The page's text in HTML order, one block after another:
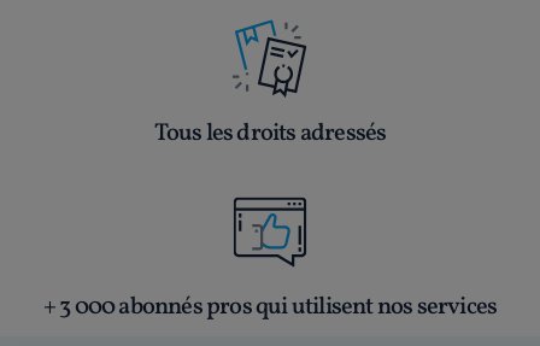
Tous les droits adressés
+ 3 000 abonnés pros qui utilisent nos services